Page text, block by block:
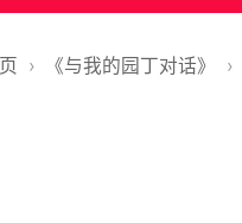
› 《与我的园丁对话》 ›